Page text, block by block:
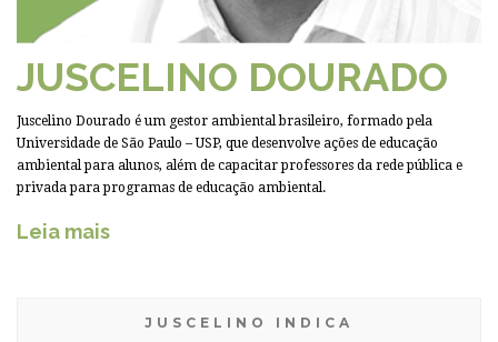
JUSCELINO DOURADO
Juscelino Dourado é um gestor ambiental brasileiro, formado pela
Universidade de São Paulo – USP, que desenvolve ações de educação
ambiental para alunos, além de capacitar professores da rede pública e
privada para programas de educação ambiental.
Leia mais
JUSCELINO INDICA